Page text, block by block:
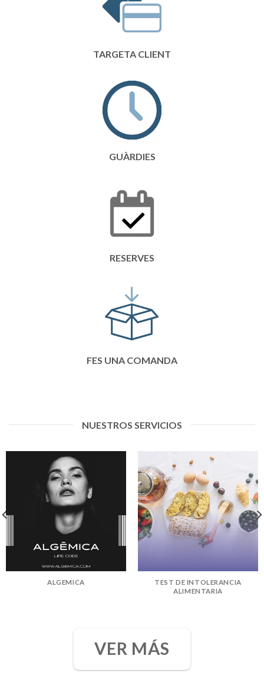
TARGETA CLIENT
GUÀRDIES
RESERVES
FES UNA COMANDA
NUESTROS SERVICIOS
ALGEMICA
TEST DE INTOLERANCIA
ALIMENTARIA
VER MÁS